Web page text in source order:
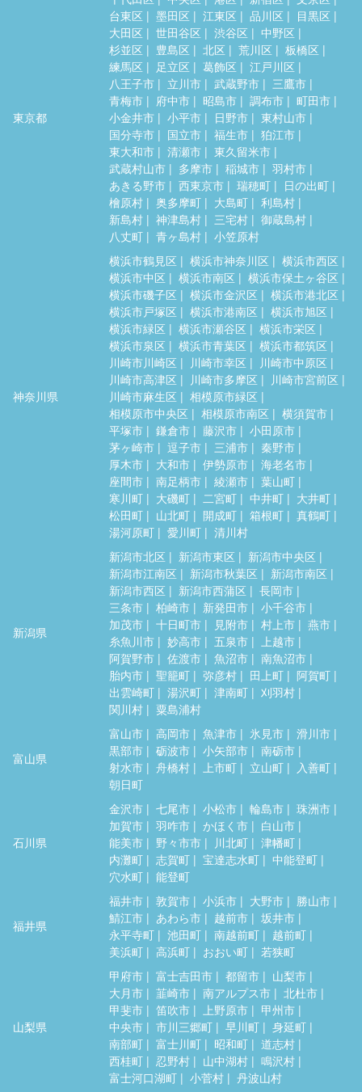
東京都
台東区
墨田区 江東区 品川区
目黒区
大田区
世田谷区 渋谷区
中野区
杉並区
豊島区 北区 荒川区
板橋区
練馬区
足立区 葛飾区
江戸川区
八王子市
立川市 武蔵野市
三鷹市
青梅市
府中市 昭島市 調布市
町田市
小金井市
小平市 日野市
東村山市
国分寺市
国立市 福生市
狛江市
東大和市
清瀬市
東久留米市
武蔵村山市
多摩市 稲城市
羽村市
あきる野市
西東京市 瑞穂町
日の出町
檜原村
奥多摩町 大島町
利島村
新島村
神津島村 三宅村
御蔵島村
八丈町
青ヶ島村 小笠原村
神奈川県
横浜市鶴見区 横浜市神奈川区
横浜市西区
横浜市中区
横浜市南区
横浜市保土ヶ谷区
横浜市磯子区
横浜市金沢区
横浜市港北区
横浜市戸塚区
横浜市港南区
横浜市旭区
横浜市緑区
横浜市瀬谷区
横浜市栄区
横浜市泉区
横浜市青葉区
横浜市都筑区
川崎市川崎区
川崎市幸区
川崎市中原区
川崎市高津区
川崎市多摩区
川崎市宮前区
川崎市麻生区
相模原市緑区
相模原市中央区
相模原市南区
横須賀市
平塚市
鎌倉市 藤沢市
小田原市
茅ヶ崎市
逗子市 三浦市
秦野市
厚木市
大和市 伊勢原市
海老名市
座間市
南足柄市 綾瀬市
葉山町
寒川町
大磯町 二宮町 中井町
大井町
松田町
山北町 開成町 箱根町
真鶴町
湯河原町
愛川町 清川村
新潟県
新潟市北区 新潟市東区
新潟市中央区
新潟市江南区
新潟市秋葉区
新潟市南区
新潟市西区
新潟市西蒲区
長岡市
三条市
柏崎市 新発田市
小千谷市
加茂市
十日町市 見附市 村上市
燕市
糸魚川市
妙高市 五泉市
上越市
阿賀野市
佐渡市 魚沼市
南魚沼市
胎内市
聖籠町 弥彦村 田上町
阿賀町
出雲崎町
湯沢町 津南町
刈羽村
関川村
粟島浦村
富山県
富山市 高岡市 魚津市 氷見市
滑川市
黒部市
砺波市 小矢部市
南砺市
射水市
舟橋村 上市町 立山町
入善町
朝日町
石川県
金沢市 七尾市 小松市 輪島市
珠洲市
加賀市
羽咋市 かほく市
白山市
能美市
野々市市 川北町
津幡町
内灘町
志賀町 宝達志水町
中能登町
穴水町
能登町
福井県
福井市 敦賀市 小浜市 大野市
勝山市
鯖江市
あわら市 越前市
坂井市
永平寺町
池田町 南越前町
越前町
美浜町
高浜町 おおい町 若狭町
山梨県
甲府市 富士吉田市 都留市
山梨市
大月市
韮崎市 南アルプス市
北杜市
甲斐市
笛吹市 上野原市
甲州市
中央市
市川三郷町 早川町
身延町
南部町
富士川町 昭和町
道志村
西桂町
忍野村 山中湖村
鳴沢村
富士河口湖町
小菅村 丹波山村